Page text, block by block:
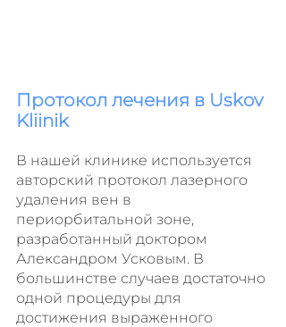
Протокол лечения в Uskov
Kliinik
В нашей клинике используется
авторский протокол лазерного
удаления вен в
периорбитальной зоне,
разработанный доктором
Александром Усковым. В
большинстве случаев достаточно
одной процедуры для
достижения выраженного